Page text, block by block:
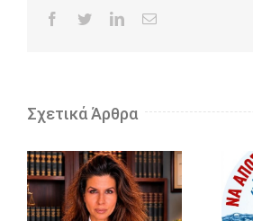
Facebook
TwitterLinkedInEmail
Σχετικά Άρθρα